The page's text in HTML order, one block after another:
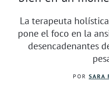
La terapeuta
pone el foco en la
desencadenantes
POR SARA